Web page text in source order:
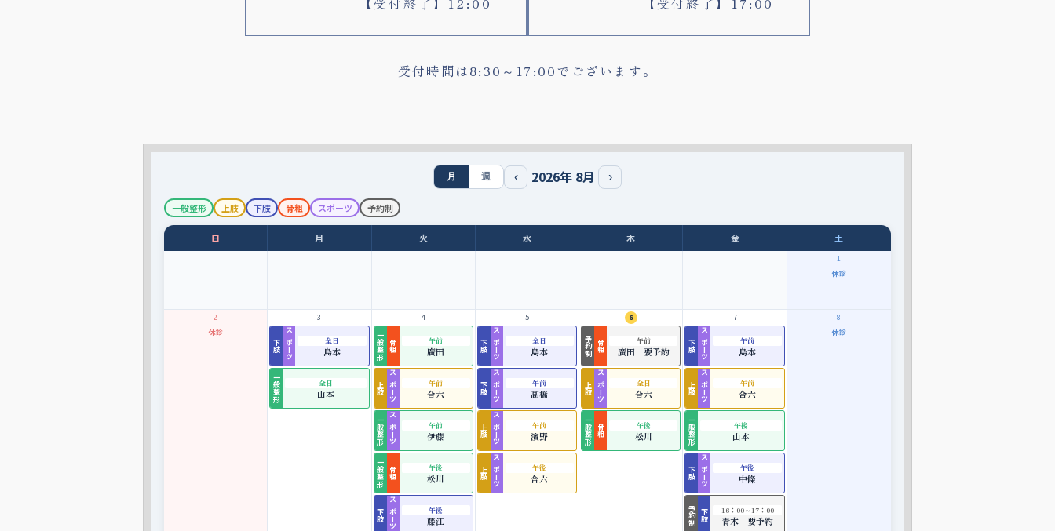
受付時間は8:30～17:00でございます。
月 週 ‹ 2026年 8月 ›
一般整形 上肢 下肢 骨粗 スポーツ 予約制
日 月 火 水 木 金 土
1
休診
2
休診
3
下肢 スポーツ 全日
島本
一般整形 全日
山本
4
一般整形 骨粗 午前
廣田
上肢 スポーツ 午前
合六
一般整形スポーツ 午前
伊藤
一般整形 骨粗 午後
松川
下肢 スポーツ 午後
藤江
5
下肢 スポーツ 全日
島本
下肢 スポーツ 午前
髙橋
上肢 スポーツ 午前
濱野
上肢 スポーツ 午後
合六
6
予約制 骨粗 午前
廣田 要予約
上肢 スポーツ 全日
合六
一般整形 骨粗 午後
松川
7
下肢 スポーツ 午前
島本
上肢 スポーツ 午前
合六
一般整形 午後
山本
下肢 スポーツ 午後
中條
予約制 下肢 16：00～17：00
青木 要予約
8
休診